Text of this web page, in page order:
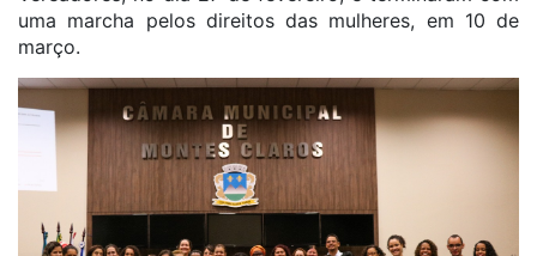
uma marcha pelos direitos das mulheres, em 10 de
março.